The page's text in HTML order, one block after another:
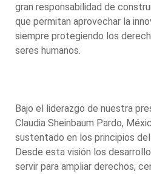
gran responsabilidad de
que permitan aprovechar la
siempre protegiendo los
seres humanos.
Bajo el liderazgo de nuestra
Claudia Sheinbaum Pardo,
sustentado en los principios del
Desde esta visión los
servir para ampliar derechos,